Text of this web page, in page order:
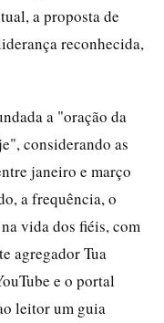
a proposta de
reconhecida,
a "oração da
considerando as
janeiro e março
a frequência, o
vida dos fiéis, com
agregador Tua
e o portal
leitor um guia